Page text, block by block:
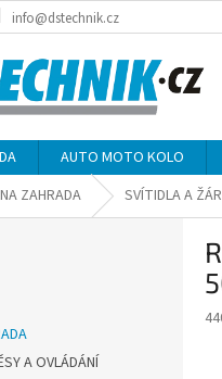
info@dstechnik.cz
AUTO MOTO KOLO
ZAHRADA SVÍTIDLA A
A OVLÁDÁNÍ